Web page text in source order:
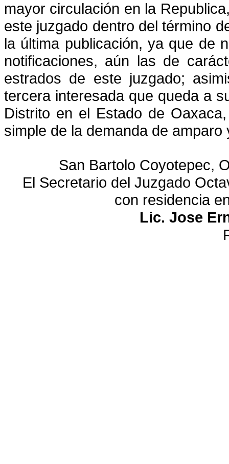
mayor circulación en la
este juzgado dentro del término
la última publicación, ya que de
notificaciones, aún las de
estrados de este juzgado;
tercera interesada que queda a
Distrito en el Estado de
simple de la demanda de amparo
San Bartolo Coyotepec,
El Secretario del Juzgado
con residencia
Lic. Jose